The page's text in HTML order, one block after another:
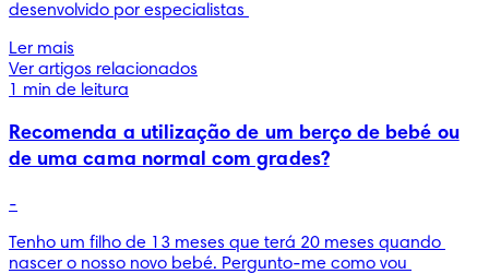
desenvolvido por especialistas
Ler mais
Ver artigos relacionados
1 min de leitura
Recomenda a utilização de um berço de bebé ou
de uma cama normal com grades?
-
Tenho um filho de 13 meses que terá 20 meses quando
nascer o nosso novo bebé. Pergunto-me como vou